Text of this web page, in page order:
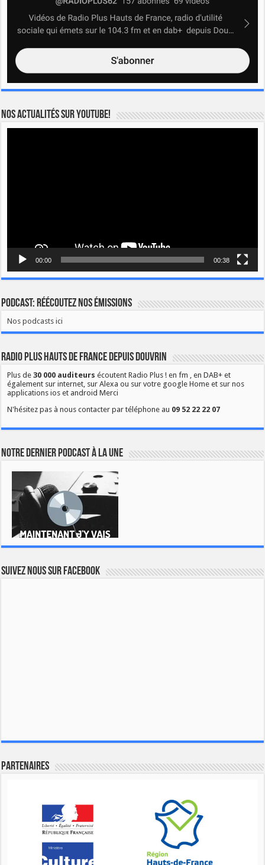
Nos actualités sur YOUTUBE!
00:00 00:38
Podcast: Réécoutez nos émissions
Nos podcasts ici
Radio Plus Hauts de France depuis Douvrin
Plus de30 000 auditeurs écoutent Radio Plus ! en fm , en DAB+ et
également sur internet, sur Alexa ou sur votre google Home et sur nos
applications ios et android Merci
N'hésitez pas à nous contacter par téléphone au 09 52 22 22 07
Notre dernier podcast à la une
Suivez nous sur Facebook
Partenaires